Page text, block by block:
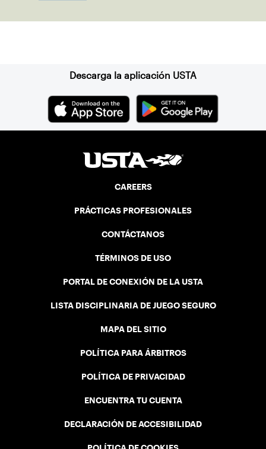
Descarga la aplicación USTA
CAREERS
PRÁCTICAS PROFESIONALES
CONTÁCTANOS
TÉRMINOS DE USO
PORTAL DE CONEXIÓN DE LA USTA
LISTA DISCIPLINARIA DE JUEGO SEGURO
MAPA DEL SITIO
POLÍTICA PARA ÁRBITROS
POLÍTICA DE PRIVACIDAD
ENCUENTRA TU CUENTA
DECLARACIÓN DE ACCESIBILIDAD